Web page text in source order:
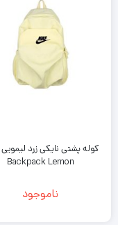
Backpack Lemon
ناموجود